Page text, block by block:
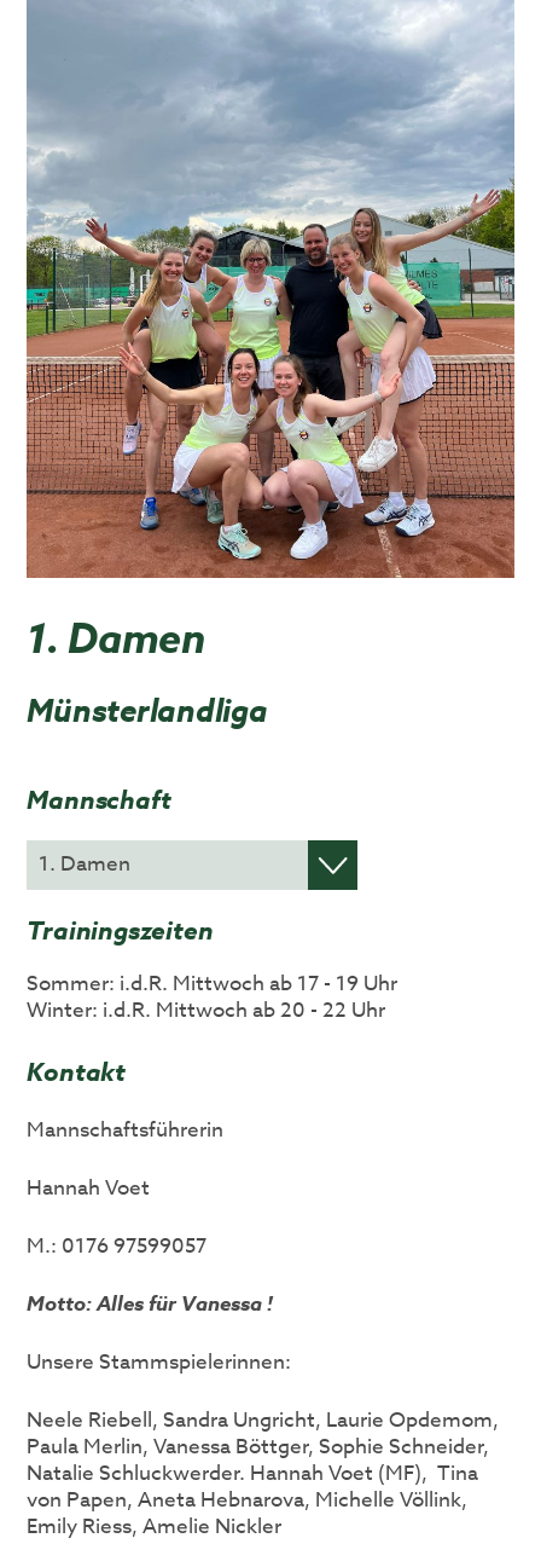
1. Damen
Münsterlandliga
Mannschaft
Trainingszeiten
Sommer: i.d.R. Mittwoch ab 17 - 19 Uhr
Winter: i.d.R. Mittwoch ab 20 - 22 Uhr
Kontakt
Mannschaftsführerin
Hannah Voet
M.: 0176 97599057
Motto: Alles für Vanessa!
Unsere Stammspielerinnen:
Neele Riebell, Sandra Ungricht, Laurie Opdemom,
Paula Merlin, Vanessa Böttger, Sophie Schneider,
Natalie Schluckwerder. Hannah Voet (MF), Tina
von Papen, Aneta Hebnarova, Michelle Völlink,
Emily Riess, Amelie Nickler